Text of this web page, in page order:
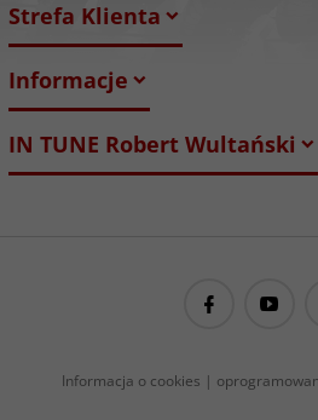
Strefa Klienta
Informacje
IN TUNE Robert Wultański
guitarproject@guitarproject.pl
Informacja o cookies |